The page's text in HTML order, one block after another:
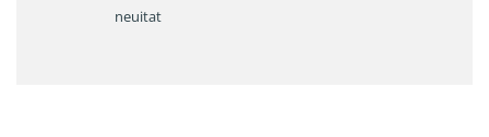
neuitat